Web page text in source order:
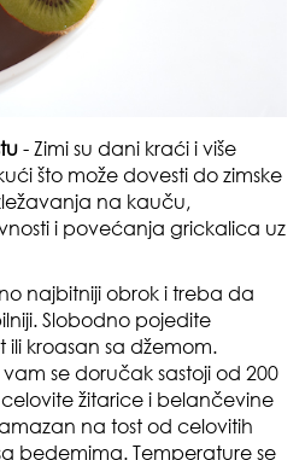
- Zimi su dani kraći i više
što može dovesti do zimske
na kauču,
i povećanja grickalica uz
najbitniji obrok i treba da
Slobodno pojedite
kroasan sa džemom.
se doručak sastoji od 200
žitarice i belančevine
na tost od celovitih
bedemima. Temperature se